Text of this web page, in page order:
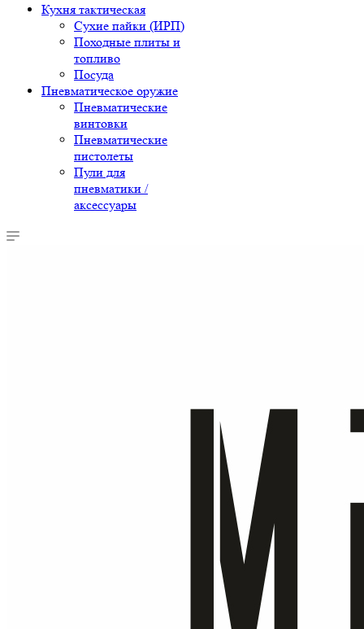
Кухня тактическая
Сухие пайки (ИРП)
Походные плиты и
топливо
Посуда
Пневматическое оружие
Пневматические
винтовки
Пневматические
пистолеты
Пули для
пневматики /
аксессуары